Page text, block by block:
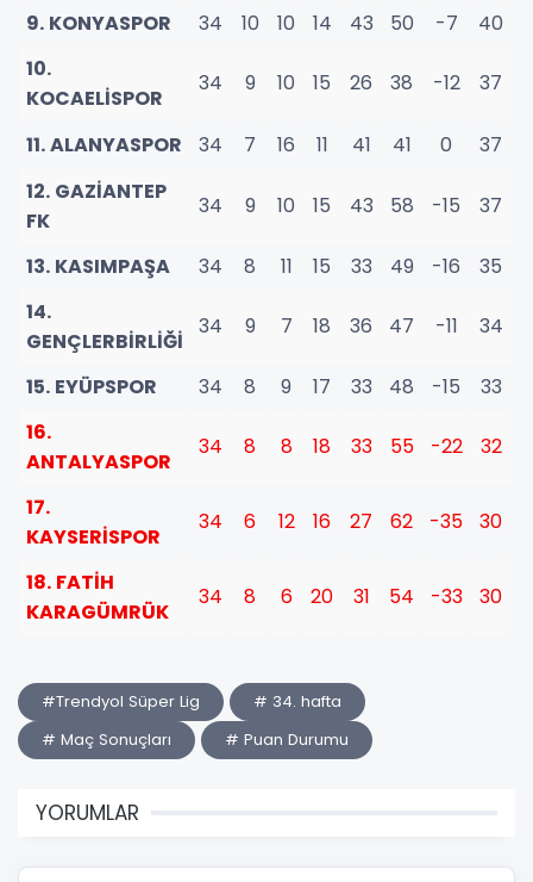
9. KONYASPOR 34 10 10 14 43 50 -7
40
10.
KOCAELİSPOR
34 9 10 15 26 38 -12 37
11. ALANYASPOR 34 7 16 11 41 41 0
37
12. GAZİANTEP
FK
34 9 10 15 43 58 -15 37
13. KASIMPAŞA 34 8 11 15 33 49 -16
35
14.
GENÇLERBİRLİĞİ
34 9 7 18 36 47 -11 34
15. EYÜPSPOR 34 8 9 17 33 48 -15
33
16.
ANTALYASPOR
34 8 8 18 33 55 -22 32
17.
KAYSERİSPOR
34 6 12 16 27 62 -35 30
18. FATİH
KARAGÜMRÜK
34 8 6 20 31 54 -33 30
#Trendyol Süper Lig
# 34. hafta
# Maç Sonuçları
# Puan Durumu
YORUMLAR